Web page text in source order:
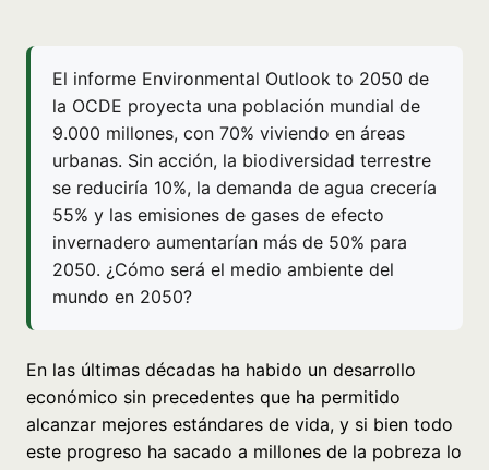
El informe Environmental Outlook to 2050 de
la OCDE proyecta una población mundial de
9.000 millones, con 70% viviendo en áreas
urbanas. Sin acción, la biodiversidad terrestre
se reduciría 10%, la demanda de agua crecería
55% y las emisiones de gases de efecto
invernadero aumentarían más de 50% para
2050. ¿Cómo será el medio ambiente del
mundo en 2050?
En las últimas décadas ha habido un desarrollo
económico sin precedentes que ha permitido
alcanzar mejores estándares de vida, y si bien todo
este progreso ha sacado a millones de la pobreza lo